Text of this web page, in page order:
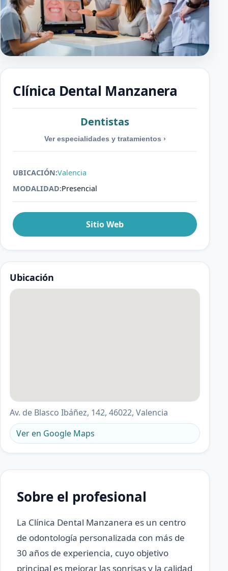
Clínica Dental Manzanera
Dentistas
Ver especialidades y tratamientos ›
UBICACIÓN:Valencia
MODALIDAD:Presencial
Sitio Web
Ubicación
Av. de Blasco Ibáñez, 142, 46022, Valencia
Ver en Google Maps
Sobre el profesional
La Clínica Dental Manzanera es un centro
de odontología personalizada con más de
30 años de experiencia, cuyo objetivo
principal es mejorar las sonrisas y la calidad